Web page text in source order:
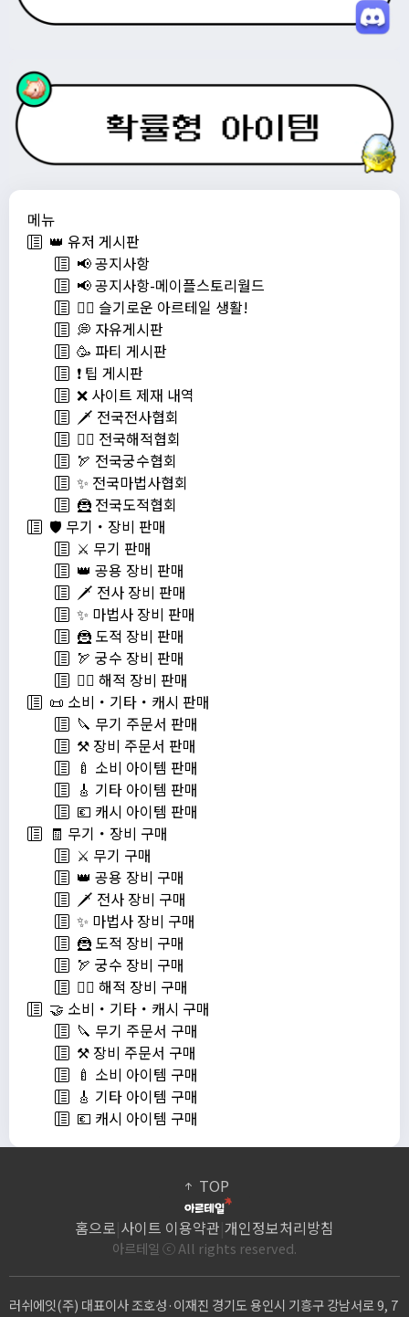
메뉴
👑 유저 게시판
📢 공지사항
📢 공지사항-메이플스토리월드
💁‍♂ 슬기로운 아르테일 생활!
💭 자유게시판
🥳 파티 게시판
❗️ 팁 게시판
❌ 사이트 제재 내역
🗡️ 전국전사협회
🏴‍☠️ 전국해적협회
🏹 전국궁수협회
✨ 전국마법사협회
🦹 전국도적협회
🛡️ 무기・장비 판매
⚔️ 무기 판매
👑 공용 장비 판매
🗡️ 전사 장비 판매
✨ 마법사 장비 판매
🦹 도적 장비 판매
🏹 궁수 장비 판매
🏴‍☠️ 해적 장비 판매
📜 소비・기타・캐시 판매
🔪 무기 주문서 판매
⚒️ 장비 주문서 판매
🍼 소비 아이템 판매
🎸 기타 아이템 판매
💶 캐시 아이템 판매
🧾 무기・장비 구매
⚔️ 무기 구매
👑 공용 장비 구매
🗡️ 전사 장비 구매
✨ 마법사 장비 구매
🦹 도적 장비 구매
🏹 궁수 장비 구매
🏴‍☠️ 해적 장비 구매
🤝 소비・기타・캐시 구매
🔪 무기 주문서 구매
⚒️ 장비 주문서 구매
🍼 소비 아이템 구매
🎸 기타 아이템 구매
💶 캐시 아이템 구매
TOP
홈으로 사이트 이용약관 개인정보처리방침
아르테일 ⓒ All rights reserved.
러쉬에잇(주) 대표이사 조호성·이재진 경기도 용인시 기흥구 강남서로 9, 7